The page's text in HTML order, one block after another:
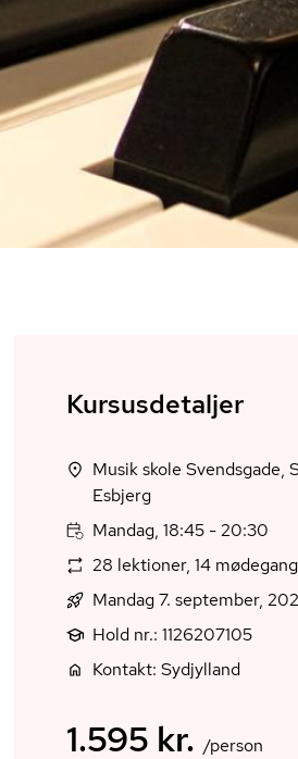
Kursusdetaljer
Musik skole Svendsgade,
Esbjerg
Mandag, 18:45 - 20:30
28 lektioner, 14
Mandag 7. september,
Hold nr.: 1126207105
Kontakt: Sydjylland
1.595 kr. /person